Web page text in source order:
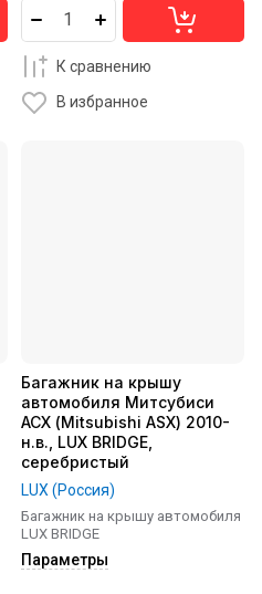
К сравнению
В избранное
Багажник на крышу
автомобиля Митсубиси
АСХ (Mitsubishi ASX) 2010-
н.в., LUX BRIDGE,
серебристый
LUX (Россия)
Багажник на крышу автомобиля
LUX BRIDGE
Параметры